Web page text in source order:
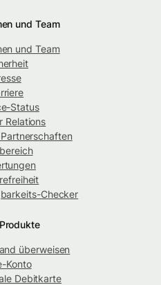
und Team
und Team
Status
Relations
Checker
überweisen
Konto
Debitkarte